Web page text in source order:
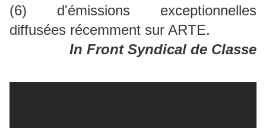
(6) d'émissions exceptionnelles
diffusées récemment sur ARTE.
In Front Syndical de Classe